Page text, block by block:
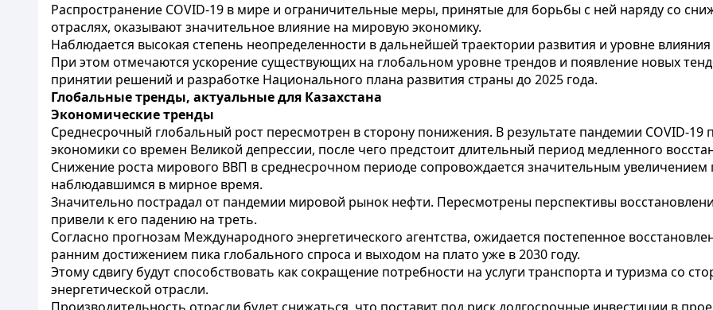
Распространение COVID-19 в мире и ограничительные меры, принятые для борьбы с ней наряду со
отраслях, оказывают значительное влияние на мировую экономику.
Наблюдается высокая степень неопределенности в дальнейшей траектории развития и уровне
При этом отмечаются ускорение существующих на глобальном уровне трендов и появление новых
принятии решений и разработке Национального плана развития страны до 2025 года.
Глобальные тренды, актуальные для Казахстана
Экономические тренды
Среднесрочный глобальный рост пересмотрен в сторону понижения. В результате пандемии COVID-
экономики со времен Великой депрессии, после чего предстоит длительный период медленного
Снижение роста мирового ВВП в среднесрочном периоде сопровождается значительным увеличением
наблюдавшимся в мирное время.
Значительно пострадал от пандемии мировой рынок нефти. Пересмотрены перспективы
привели к его падению на треть.
Согласно прогнозам Международного энергетического агентства, ожидается постепенное
ранним достижением пика глобального спроса и выходом на плато уже в 2030 году.
Этому сдвигу будут способствовать как сокращение потребности на услуги транспорта и туризма со
энергетической отрасли.